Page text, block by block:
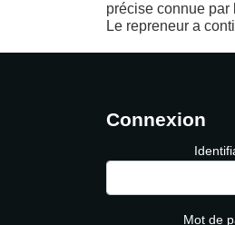
précise connue
Le repreneur a
Connexion
Mot de